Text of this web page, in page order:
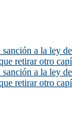
a la ley
retirar otro
a la ley
retirar otro